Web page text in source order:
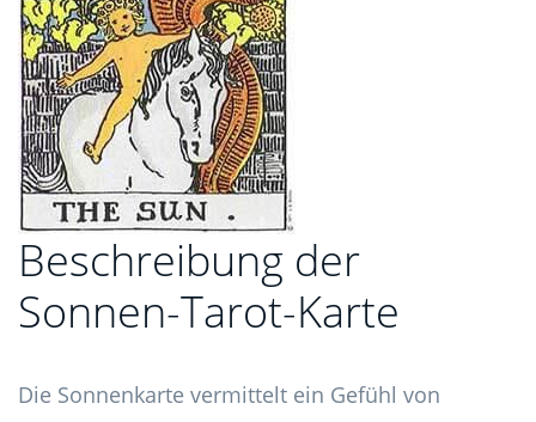
Beschreibung der
Sonnen-Tarot-Karte
Die Sonnenkarte vermittelt ein Gefühl von